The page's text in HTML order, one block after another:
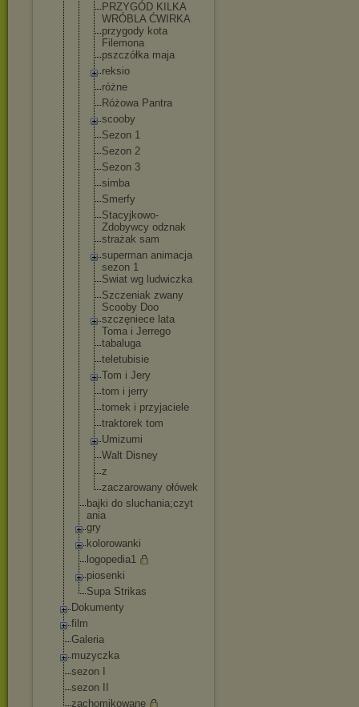
PRZYGÓD KILKA
WRÓBLA ĆWIRKA
przygody kota
Filemona
pszczółka maja
reksio
różne
Różowa Pantra
scooby
Sezon 1
Sezon 2
Sezon 3
simba
Smerfy
Stacyjkowo-
Zdobywcy odznak
strażak sam
superman animacja
sezon 1
Swiat wg ludwiczka
Szczeniak zwany
Scooby Doo
szczęniece lata
Toma i Jerrego
tabaluga
teletubisie
Tom i Jery
tom i jerry
tomek i przyjaciele
traktorek tom
Umizumi
Walt Disney
z
zaczarowany ołówek
bajki do sluchania;czyt
ania
gry
kolorowanki
logopedia1
piosenki
Supa Strikas
Dokumenty
film
Galeria
muzyczka
sezon I
sezon II
zachomikowane